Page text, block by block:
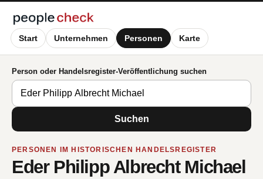
Start Unternehmen Personen Karte
Person oder Handelsregister-Veröffentlichung suchen
Suchen
PERSONEN IM HISTORISCHEN HANDELSREGISTER
Eder Philipp Albrecht Michael